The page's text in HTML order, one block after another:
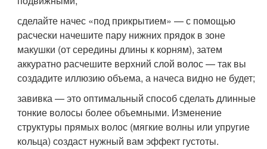
сделайте начес «под прикрытием» — с помощью
расчески начешите пару нижних прядок в зоне
макушки (от середины длины к корням), затем
аккуратно расчешите верхний слой волос — так вы
создадите иллюзию объема, а начеса видно не будет;
завивка — это оптимальный способ сделать длинные
тонкие волосы более объемными. Изменение
структуры прямых волос (мягкие волны или упругие
кольца) создаст нужный вам эффект густоты.